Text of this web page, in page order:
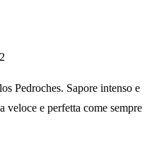
Pedroches. Sapore intenso e
veloce e perfetta come sempre